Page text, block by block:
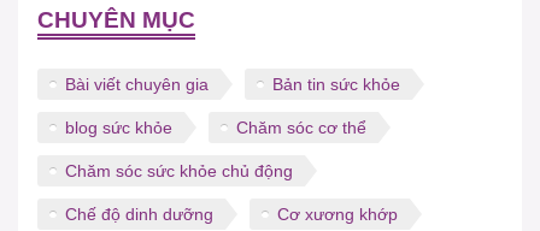
CHUYÊN MỤC
Bài viết chuyên gia Bản tin sức khỏe
blog sức khỏe Chăm sóc cơ thể
Chăm sóc sức khỏe chủ động
Chế độ dinh dưỡng Cơ xương khớp